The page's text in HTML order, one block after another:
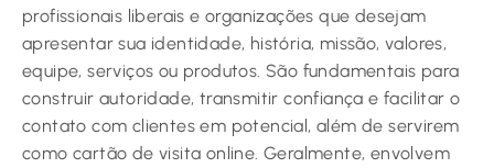
profissionais liberais e organizações que desejam
apresentar sua identidade, história, missão, valores,
equipe, serviços ou produtos. São fundamentais para
construir autoridade, transmitir confiança e facilitar o
contato com clientes em potencial, além de servirem
como cartão de visita online. Geralmente, envolvem